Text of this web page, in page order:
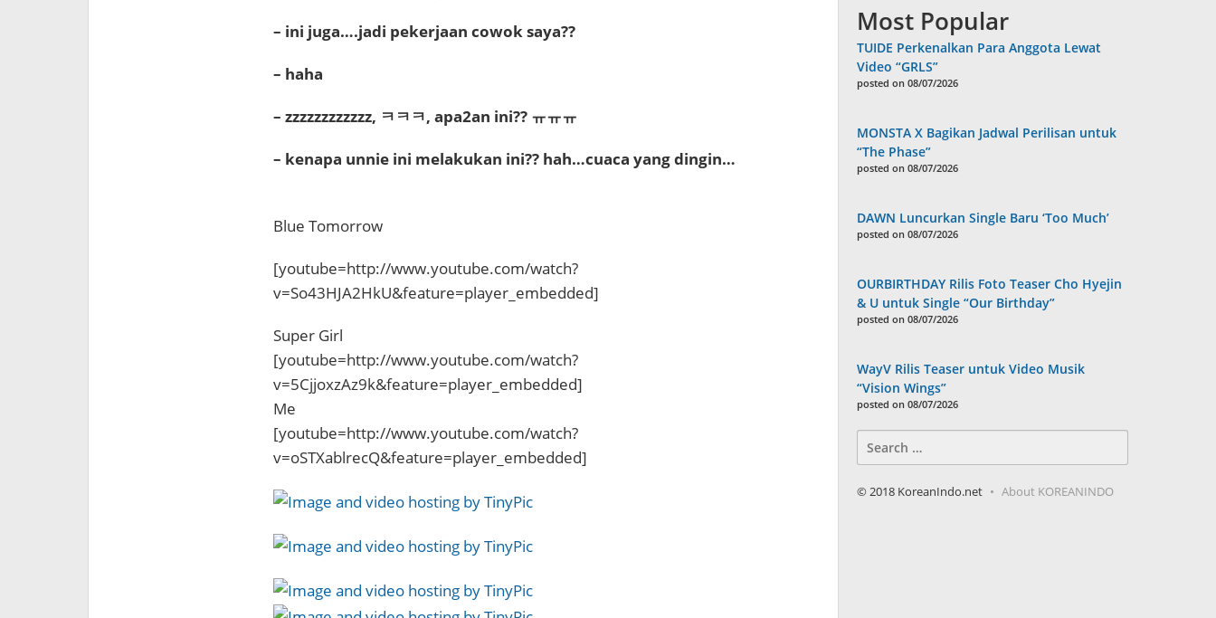
– ini juga….jadi pekerjaan cowok saya??
– haha
– zzzzzzzzzzzz, ㅋㅋㅋ, apa2an ini?? ㅠㅠㅠ
– kenapa unnie ini melakukan ini?? hah…cuaca yang dingin…
Blue Tomorrow
[youtube=http://www.youtube.com/watch?
v=So43HJA2HkU&feature=player_embedded]
Super Girl
[youtube=http://www.youtube.com/watch?
v=5CjjoxzAz9k&feature=player_embedded]
Me
[youtube=http://www.youtube.com/watch?
v=oSTXablrecQ&feature=player_embedded]
Most Popular
TUIDE Perkenalkan Para Anggota Lewat
Video “GRLS”
posted on 08/07/2026
MONSTA X Bagikan Jadwal Perilisan untuk
“The Phase”
posted on 08/07/2026
DAWN Luncurkan Single Baru ‘Too Much’
posted on 08/07/2026
OURBIRTHDAY Rilis Foto Teaser Cho Hyejin
& U untuk Single “Our Birthday”
posted on 08/07/2026
WayV Rilis Teaser untuk Video Musik
“Vision Wings”
posted on 08/07/2026
for:
© 2018 KoreanIndo.net About KOREANINDO